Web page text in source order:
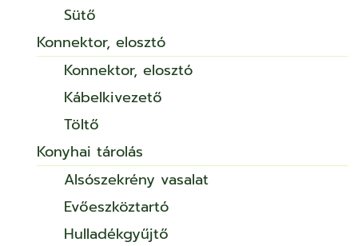
Sütő
Konnektor, elosztó
Konnektor, elosztó
Kábelkivezető
Töltő
Konyhai tárolás
Alsószekrény vasalat
Evőeszköztartó
Hulladékgyűjtő